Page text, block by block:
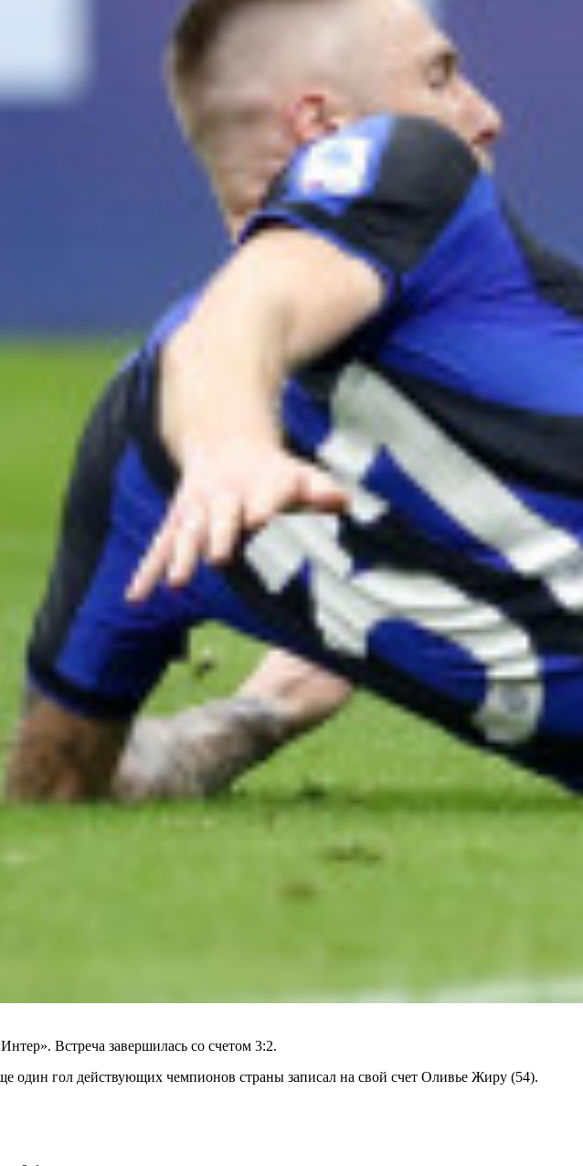
Встреча завершилась со счетом 3:2.
один гол действующих чемпионов страны записал на свой счет Оливье Жиру (54).